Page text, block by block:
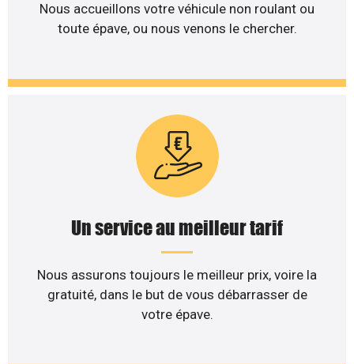
Nous accueillons votre véhicule non roulant ou
toute épave, ou nous venons le chercher.
Un service au meilleur tarif
Nous assurons toujours le meilleur prix, voire la
gratuité, dans le but de vous débarrasser de
votre épave.